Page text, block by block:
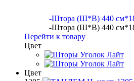
-Штора (Ш*В) 440
-Штора (Ш*В) 440
Перейти к товару
Цвет
Цвет